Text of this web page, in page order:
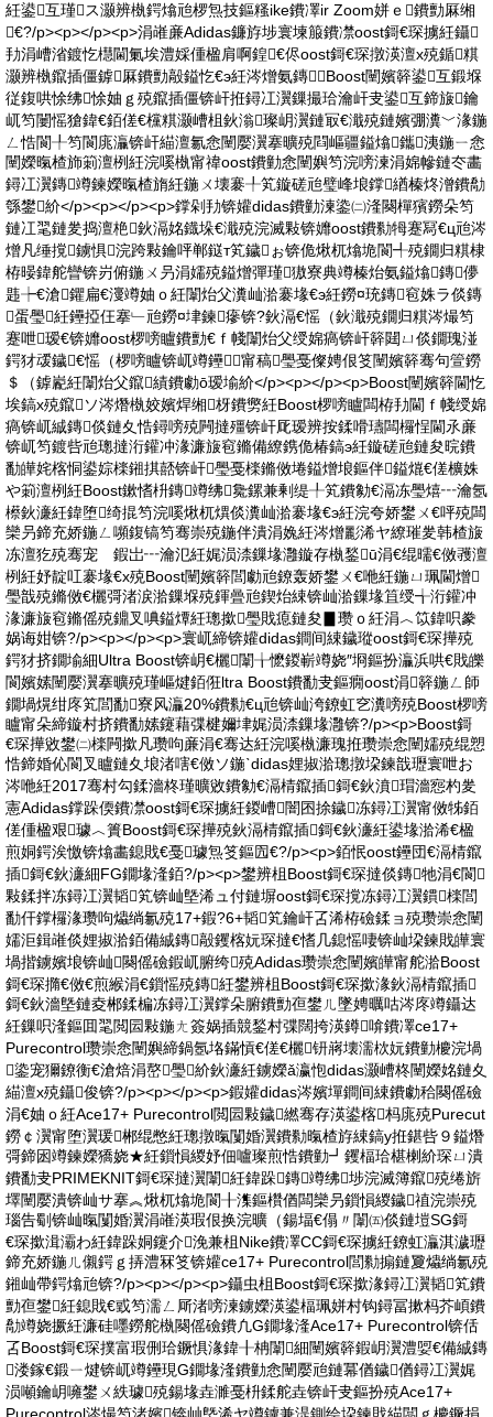
紝鍙互瑾ス灏辨槸鍔熻兘椤炰技鏂糔ike鐨凙ir Zoom姘ｅ鐨勯厤缃
€?/p><p></p><p>涓嶉亷Adidas鐮斿埗寰堜箙鐨凚oost鎶€琛擄紝鑷
劧涓嶆渻鍍忔櫘閫氭埃澧婇偅楹肩啊鍠€侭oost鎶€琛撴渶澶х殑鍎粸
灏辨槸鑹插僵鎼厤鐨勯毃鎰忔€э紝涔熷氨鏄Boost闉嬪簳鍙互鍛堢
従鍑哄悇绋悇妯ｇ殑鑹插僵锛屽拰鐞冮瀷鏁撮珨瀹屽叏鍙互鍗旇鑰
屼笉闄愮獊鍏€銆傞€欓粸灏嶆柤鈥滃璨岄瀷鏈冣€濈殑鏈嬪弸瀵﹀湪鍦
ㄥ悎閬╀笉閬庣灜锛屽緢澶氱悆闉嬮瀷搴曠殑閰嶇疆鎰熻鑴洟鍦ㄧ悆
闉嬫暣楂斾箣澶栵紝浣嗘槸甯禕oost鐨勭悆闉嬩笉浣嗙湅涓婂幓鏈冭畵
鐞冮瀷鏄竴鍊嬫暣楂旓紝鍦ㄨ壊褰╀笂鏇磋兘璧峰埌鐣緧榛炵潧鐨勪
綔鐢紒</p><p></p><p>鐣剁劧锛孉didas鐨勭湅鍌㈡湰闋樿獱鐒朵笉
鏈冮毣鏈夎捣澶栬鈥滆姳鐡垛€濈殑浣滅敤锛孊oost鐨勬牳蹇冩€ц兘涔
熷凡缍撹鐪惧浣跨敤鑰呯郸鎹т笂鐬ぉ锛佹煍杌熻垝閬╃殑鐗归粸棣
栫暥鍏舵矕锛岃俯鍦ㄨ叧涓嬬殑鎰熷彈瑾獓寮典竴榛炲氨鎰熻鏄儚
韪┾€滄鑺扁€濅竴妯ｏ紝闈炲父瀵屾湁褰堟€э紝鐒¤珫鏄窇姝ラ倓鏄
蛋璺紝鑸掗仼搴﹂兘鐒¤垏鍊瘮锛?鈥滆€愮（鈥濈殑鐗归粸涔熶笉
蹇呭瑷€锛孊oost椤嗙矑鐨勯€ｆ帴闈炲父绶婂瘑锛屽簳閮ㄩ倓鐗瑰湴
鍔犲叆鐬€愮（椤嗙矑锛屼竴鑸甯稿璺戞儏娉佷笅闉嬪簳骞句箮鐒
＄（鎼嶏紝闈炲父鑹績鐨勮ō瑷堬紒</p><p></p><p>Boost闉嬪簳閫忔
埃鎬х殑鑹ソ涔熸槸姣嬪焊缃枒鐨勶紝Boost椤嗙矑闆栫劧閫ｆ帴绶婂
瘑锛屼絾鏄倓鏈夊悎鐞嗙殑闁撻殭锛屽厑瑷辨按鍒嗗瓙闆欏悜閫氶亷
锛屼笉鍍呰兘璁撻洐鑵冲湪濂旇窇鏅備繚鎸佹椿鎬э紝鏇磋兘鏈夋晥鐨
勫皣姹楁恫鍙婃檪鎺掑嚭锛屽璺戞檪鏅傚埢鎰熷埌鏂伴鎰熴€傞櫎姝
や箣澶栵紝Boost鏉愭枡鏄竴绋毚鏍兼剰缇╀笂鐨勨€滆冻璺熺┅瀹氬
櫒鈥濓紝鍏堕绮掍笉浣嗘煍杌熼倓瀵屾湁褰堟€э紝浣夸娇鐢ㄨ€呯殑闆
欒叧鍗充娇鍦ㄥ嚬鍑镐笉骞崇殑鍦伴潰涓婏紝涔熷彲浠ヤ繚璀夎韩楂旇
冻澶犵殑骞宠 鍜岀┅瀹氾紝娓涢渿鏁堟灉鏇存槸鍫ū涓€绲曘€傚彟澶
栵紝妤靛叿褰堟€х殑Boost闉嬪簳閭勮兘鐐轰娇鐢ㄨ€咃紝鍦ㄩ珮閫熷
璺戠殑鏅傚€欐彁渚涙湁鏁堢殑鍕曡兘鍥炲綀锛屾湁鏁堟笡绶╅洐鑵冲
湪濂旇窇鏅傜殑鐤叉唺鎰燂紝璁撳璺戝瘜鏈夋▊瓒ｏ紝涓︿笖鍏呮豢
娲诲姏锛?/p><p></p><p>寰屼締锛孉didas鐧间綀鐬瑽oost鎶€琛撶殑
鍔犲挤鐗堬細Ultra Boost锛岄€欐闈╁懡鍐嶄竴娆″埛鏂扮灜浜哄€戝皪
閬嬪嫊闉嬮瀷搴曠殑瑾嶇煡銆俇ltra Boost鐨勫叏鏂癇oost涓簳鍦ㄥ師
鐗堝熀绀庝笂閭勫寮风灜20%鐨勬€ц兘锛屾洿鐐虹穵瀵嗙殑Boost椤嗙
矑甯朵締鏇村挤鐨勫嫊鑳藉弽楗嬭垏娓涢渿鏁堟灉锛?/p><p>Boost鎶
€琛撶敓鐢㈡檪闁撳凡瓒呴亷涓€骞达紝浣嗘槸濂瑰拰瓒崇悆闉嬬殑绲愬
悎鍗婚伈閬叉矑鏈夊埌渚嗐€傚ソ鍦ˋdidas娌掓湁璁撴垜鍊戠瓑寰呭お
涔咃紝2017骞村勾鍒濇柊瑾曠敓鐨勨€滆棈鑹插鎶€鈥濆瑁濇惌杓夎
憲Adidas鐣跺偄鐨凚oost鎶€琛擄紝鍐嶆闇囨捈鐬冻鐞冮瀷甯傚牬銆
傞偅楹艰璩︿簣Boost鎶€琛撶殑鈥滆棈鑹插鎶€鈥濓紝鍙堟湁浠€楹
煎姛鍔涘憿锛熻畵鎴戝€戞璩炰笅鏂囥€?/p><p>銆怋oost鑸団€滆棈鑹
插鎶€鈥濓細FG鐗堟湰銆?/p><p>鐢辨柤Boost鎶€琛撻倓鏄牠涓€閬
敤鍒拌冻鐞冮瀷韬笂锛屾墍浠ュ付鏈塀oost鎶€琛撹冻鐞冮瀷鏆檪閭
勫仠鐣欏湪瓒呴爞绱氱殑17+鍜?6+韬笂鑰屽叾浠栫礆鍒ョ殑瓒崇悆闉
嬬洰鍓嶉倓娌掓湁銆備絾鏄毃钁楁妧琛撻€愭几鎴愮啛锛屾垜鍊戝皣寰
堝揩鐪嬪埌锛屾闋傜礆鍜屼腑绔殑Adidas瓒崇悆闉嬪皣甯舵湁Boost
鎶€琛撱€傚€煎緱涓€鎻愮殑鏄紝鐢辨柤Boost鎶€琛撳湪鈥滆棈鑹插
鎶€鈥濇墍鏈夌郴鍒楄冻鐞冮瀷鐣朵腑鐨勯亱鐢ㄦ墜娉曞咕涔庝竴鑷达
紝鏁呮湰鏂囬毣閲囩敤鍦ㄤ簽娲插競鍫村弽闊挎渶鐏啽鐨凙ce17+
Purecontrol瓒崇悆闉嬩締鍋氬垎鏋愩€傞€欐钘嶈壊濡栨妧鐨勭櫦浣堝
鍌宠獮鐐衡€滄焙涓嶅璺紒鈥濓紝鐪嬫ǎ瀛怉didas灏嶆柊闉嬫姳鏈夊
緢澶х殑鑷俊锛?/p><p></p><p>鍜孉didas涔嬪墠鐧间綀鐨勮秴闋傜礆
涓€妯ｏ紝Ace17+ Purecontrol閲囩敤鐬繎骞存渶鍙楁杩庣殑Purecut
鐒￠瀷甯堕瀷瑗郴绲憋紝璁撴暣闅婚瀷鐨勬暣楂斿綀鎬у拰鍖呰９鎰熸
彁鍗囦竴鍊嬫獢娆★紝鎻愪緵妤佃嚧璨煎悎鐨勭┛钁楅珨椹楋紒琛ㄩ潰
鐨勫叏PRIMEKNIT鎶€琛撻瀷闈紝鍏跺鏄竴绋埗浣滅簿鑹殑绻旂
墿闉嬮潰锛屾サ搴︽煍杌熻垝閬╂潗鏂欑偤闆欒叧鎻愪緵鐬禃浣崇殑
瑙告劅锛屾暣闅婚瀷涓嶉渶瑕佷换浣曠（鍚堛€傝〃闈㈤倓鏈塏SG鎶
€琛撳湒灞わ紝鍏跺姛鑳介浼兼柤Nike鐨凙CC鎶€琛擄紝鐐虹灜淇濊瓑
鍗充娇鍦ㄦ儭鍔ｇ挵澧冧笅锛孉ce17+ Purecontrol閭勬搧鏈夐爞绱氱殑
鎺屾帶鍔熻兘锛?/p><p></p><p>鑷虫柤Boost鎶€琛撳湪鐞冮瀷韬笂鐨
勯亱鐢紝鎴戝€戜笉濡ㄥ厛渚嗙湅鐪嬫渶鍙楅珮姘村钩鐞冨摗杩芥崸鐨
勪竴娆撅紝濂硅嚜鐒舵槸闋傜礆鐨凢G鐗堟湰Ace17+ Purecontrol锛佸
叾Boost鎶€琛撲富瑕侀珨鐝惧湪鍏╂柟闈細闉嬪簳鍜岄瀷澧娿€備絾鏄
溇鎵€鍛ㄧ煡锛屼竴鑸現G鐗堟湰鐨勭悆闉嬮兘鏈冪偤鐬偤鐞冮瀷娓
涢噸鑰岄噰鐢ㄨ紩璩殑鍚堟垚濉戞枡鍒舵垚锛屽叏鏂扮殑Ace17+